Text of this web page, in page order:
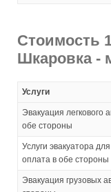
Стоимость
Шкаровка -
Услуги
Эвакуация легкового
обе стороны
Услуги эвакуатора
оплата в обе стороны
Эвакуация грузовых